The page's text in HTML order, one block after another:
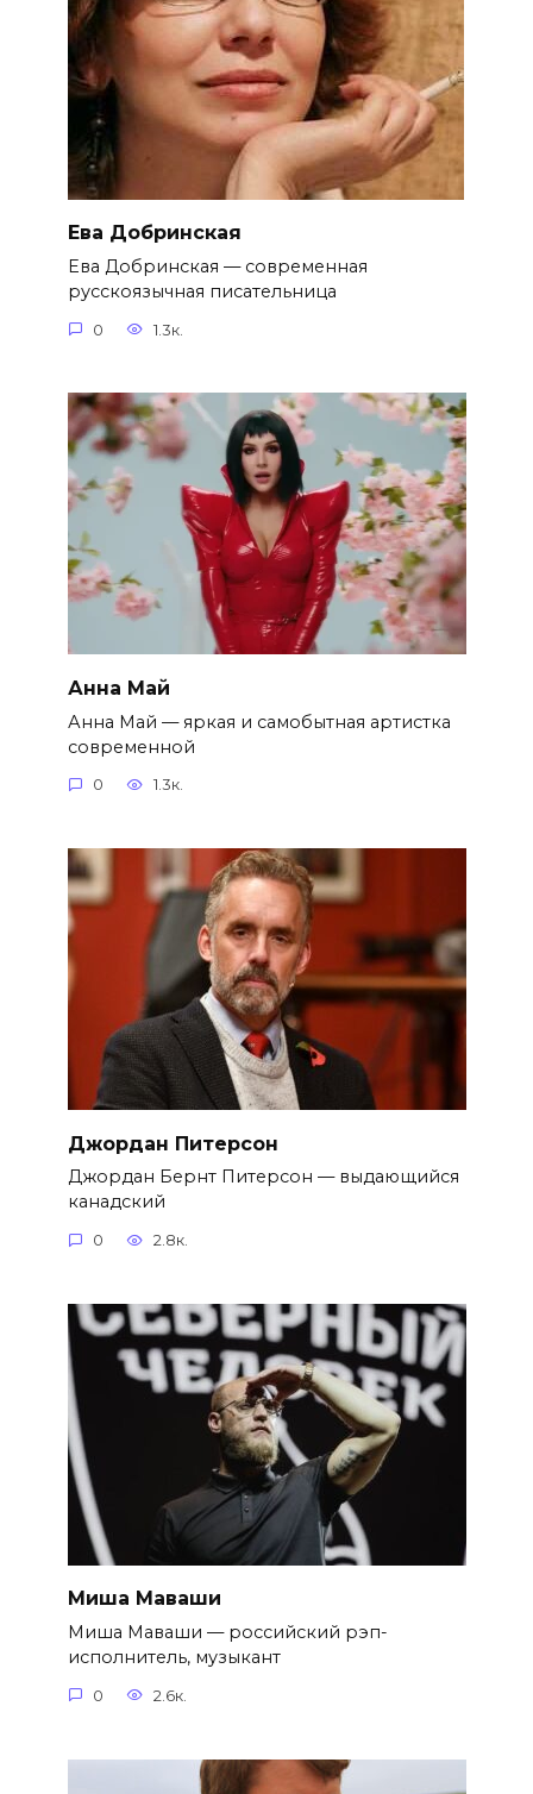
Ева Добринская
Ева Добринская — современная
русскоязычная писательница
0 1.3к.
Анна Май
Анна Май — яркая и самобытная артистка
современной
0 1.3к.
Джордан Питерсон
Джордан Бернт Питерсон — выдающийся
канадский
0 2.8к.
Миша Маваши
Миша Маваши — российский рэп-
исполнитель, музыкант
0 2.6к.